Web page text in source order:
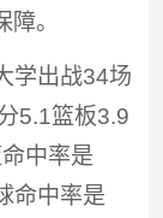
。
学出战34场
5.1篮板3.9
中率是
命中率是